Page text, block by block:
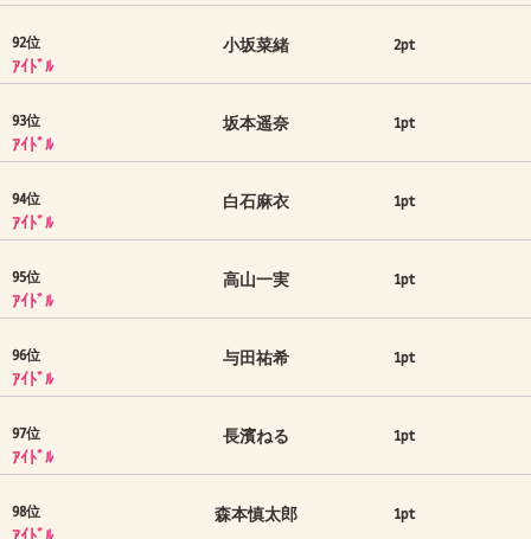
92位
ｱｲﾄﾞﾙ
小坂菜緒 2pt
93位
ｱｲﾄﾞﾙ
坂本遥奈 1pt
94位
ｱｲﾄﾞﾙ
白石麻衣 1pt
95位
ｱｲﾄﾞﾙ
高山一実 1pt
96位
ｱｲﾄﾞﾙ
与田祐希 1pt
97位
ｱｲﾄﾞﾙ
長濱ねる 1pt
98位 森本慎太郎 1pt